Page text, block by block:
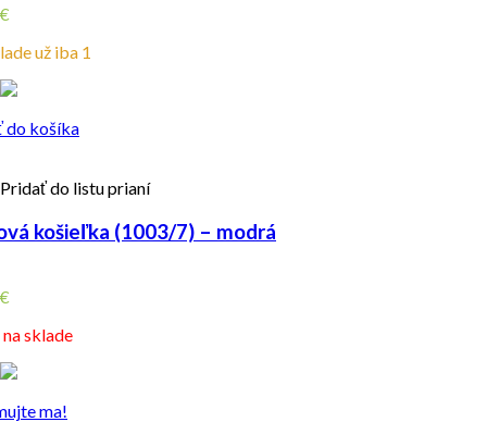
€
už iba 1
do košíka
Pridať do listu prianí
košieľka (1003/7) – modrá
€
sklade
ma!